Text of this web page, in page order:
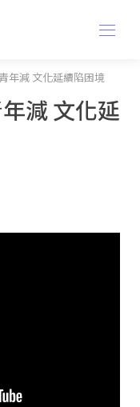
年減 文化延續陷困境
減 文化延